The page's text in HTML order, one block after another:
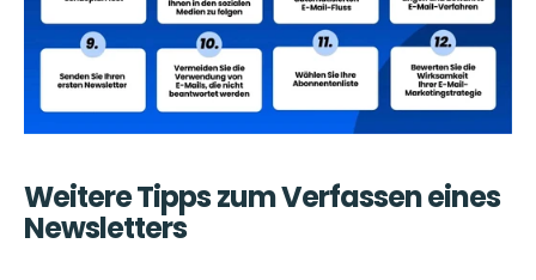
Weitere Tipps zum Verfassen eines
Newsletters